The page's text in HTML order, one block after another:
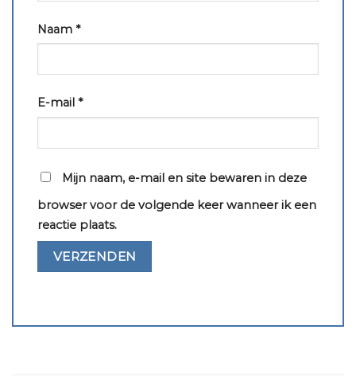
Naam *
E-mail *
Mijn naam, e-mail en site bewaren in deze
browser voor de volgende keer wanneer ik een
reactie plaats.